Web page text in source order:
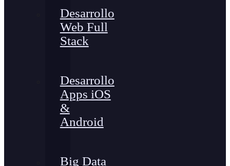
Desarrollo
Web Full
Stack
Desarrollo
Apps iOS
&
Android
Big Data